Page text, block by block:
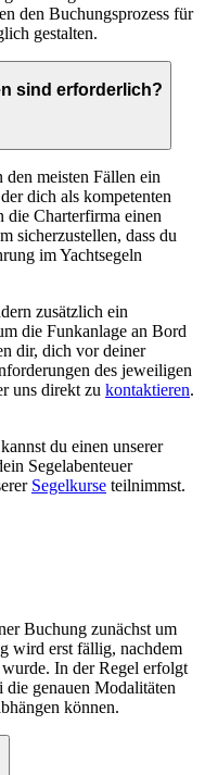
den Buchungsprozess für
gestalten.
sind erforderlich?
den meisten Fällen ein
dich als kompetenten
die Charterfirma einen
sicherzustellen, dass du
im Yachtsegeln
zusätzlich ein
die Funkanlage an Bord
dir, dich vor deiner
des jeweiligen
uns direkt zu kontaktieren.
du einen unserer
Segelabenteuer
Segelkurse teilnimmst.
Buchung zunächst um
wird erst fällig, nachdem
In der Regel erfolgt
genauen Modalitäten
können.